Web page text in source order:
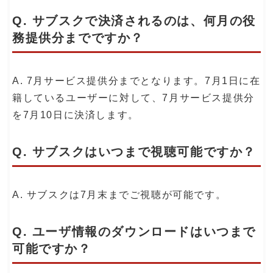
Q. サブスクで決済されるのは、何月の役
務提供分までですか？
A. 7月サービス提供分までとなります。7月1日に在
籍しているユーザーに対して、7月サービス提供分
を7月10日に決済します。
Q. サブスクはいつまで視聴可能ですか？
A. サブスクは7月末までご視聴が可能です。
Q. ユーザ情報のダウンロードはいつまで
可能ですか？